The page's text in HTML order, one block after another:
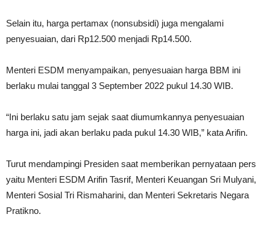
Selain itu, harga pertamax (nonsubsidi) juga mengalami
penyesuaian, dari Rp12.500 menjadi Rp14.500.
Menteri ESDM menyampaikan, penyesuaian harga BBM ini
berlaku mulai tanggal 3 September 2022 pukul 14.30 WIB.
“Ini berlaku satu jam sejak saat diumumkannya penyesuaian
harga ini, jadi akan berlaku pada pukul 14.30 WIB,” kata Arifin.
Turut mendampingi Presiden saat memberikan pernyataan pers
yaitu Menteri ESDM Arifin Tasrif, Menteri Keuangan Sri Mulyani,
Menteri Sosial Tri Rismaharini, dan Menteri Sekretaris Negara
Pratikno.